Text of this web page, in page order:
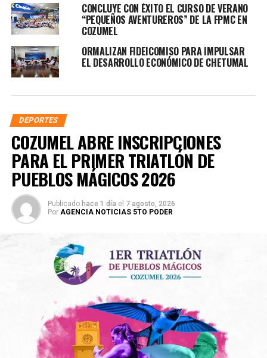
CONCLUYE CON ÉXITO EL CURSO DE VERANO
“PEQUEÑOS AVENTUREROS” DE LA FPMC EN
COZUMEL
ORMALIZAN FIDEICOMISO PARA IMPULSAR
EL DESARROLLO ECONÓMICO DE CHETUMAL
DEPORTES
COZUMEL ABRE INSCRIPCIONES
PARA EL PRIMER TRIATLÓN DE
PUEBLOS MÁGICOS 2026
Publicado hace 1 día el 7 agosto, 2026
Por AGENCIA NOTICIAS 5TO PODER